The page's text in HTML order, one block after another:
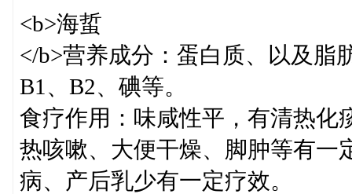
<b>海蜇
</b>营养成分：蛋白质、以及脂
B1、B2、碘等。
食疗作用：味咸性平，有清热化
热咳嗽、大便干燥、脚肿等有一
病、产后乳少有一定疗效。